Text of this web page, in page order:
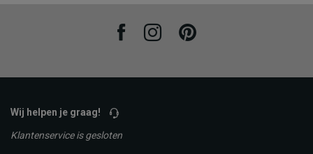
FacebookInstagramPinterest
Wij helpen je graag!
Klantenservice is gesloten